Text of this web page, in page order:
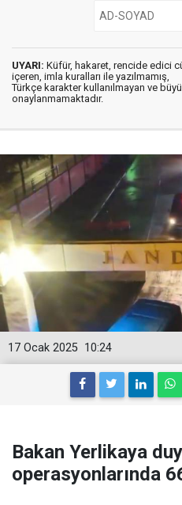
UYARI: Küfür, hakaret, rencide edici
içeren, imla kuralları ile yazılmamış,
Türkçe karakter kullanılmayan ve
onaylanmamaktadır.
10:24
17 Ocak 2025
Bakan Yerlikaya
operasyonlarında